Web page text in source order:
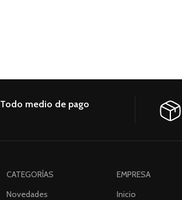
Todo medio de pago
CATEGORÍAS
Novedades
EMPRESA
Inicio